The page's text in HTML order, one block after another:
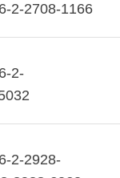
2-2708-1166
2-
2-2928-